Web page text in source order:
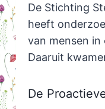
De Stichting
heeft
van mensen in
Daaruit
De